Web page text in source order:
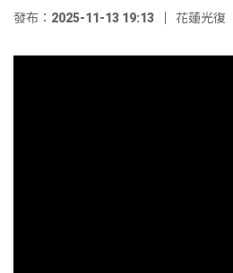
發布：2025-11-13 19:13 花蓮光復